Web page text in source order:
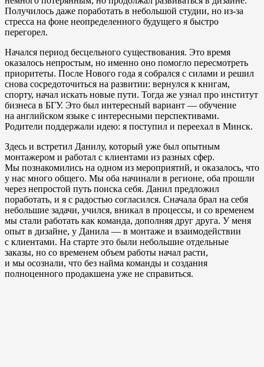
Получилось даже поработать в небольшой студии, но из-за
стресса на фоне неопределенного будущего я быстро
перегорел.
Начался период бесцельного существования. Это время
оказалось непростым, но именно оно помогло пересмотреть
приоритеты. После Нового года я собрался с силами и решил
снова сосредоточиться на развитии: вернулся к книгам,
спорту, начал искать новые пути. Тогда же узнал про институт
бизнеса в БГУ. Это был интересный вариант — обучение
на английском языке с интересными перспективами.
Родители поддержали идею: я поступил и переехал в Минск.
Здесь и встретил Данилу, который уже был опытным
монтажером и работал с клиентами из разных сфер.
Мы познакомились на одном из мероприятий, и оказалось, что
у нас много общего. Мы оба начинали в регионе, оба прошли
через непростой путь поиска себя. Данил предложил
поработать, и я с радостью согласился. Сначала брал на себя
небольшие задачи, учился, вникал в процессы, и со временем
мы стали работать как команда, дополняя друг друга. У меня
опыт в дизайне, у Данила — в монтаже и взаимодействии
с клиентами. На старте это были небольшие отдельные
заказы, но со временем объем работы начал расти,
и мы осознали, что без найма команды и создания
полноценного продакшена уже не справиться.